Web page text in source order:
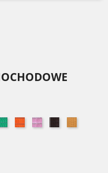
ZielonyPomarańczowy
Jasny
Brązowy